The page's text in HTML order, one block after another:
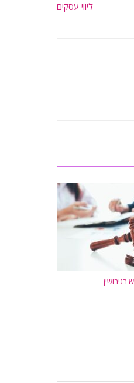
ליווי עסקים
בגירושין